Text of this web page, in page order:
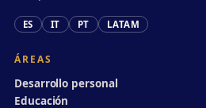
ES IT PT LATAM
ÁREAS
Desarrollo personal
Educación